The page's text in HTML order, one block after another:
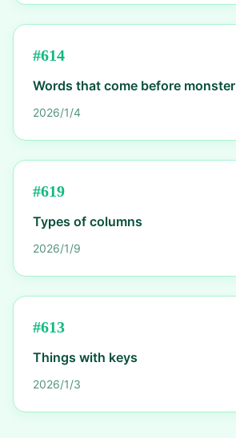
#614
Words that come before monster
2026/1/4
#619
Types of columns
2026/1/9
#613
Things with keys
2026/1/3